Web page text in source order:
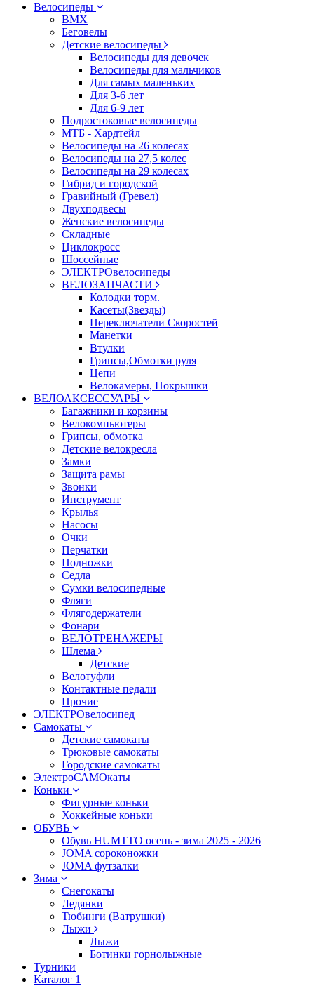
Велосипеды
BMX
Беговелы
Детские велосипеды
Велосипеды для девочек
Велосипеды для мальчиков
Для самых маленьких
Для 3-6 лет
Для 6-9 лет
Подростоковые велосипеды
МТБ - Хардтейл
Велосипеды на 26 колесах
Велосипеды на 27,5 колес
Велосипеды на 29 колесах
Гибрид и городской
Гравийный (Гревел)
Двухподвесы
Женские велосипеды
Складные
Циклокросс
Шоссейные
ЭЛЕКТРОвелосипеды
ВЕЛОЗАПЧАСТИ
Колодки торм.
Касеты(Звезды)
Переключатели Скоростей
Манетки
Втулки
Грипсы,Обмотки руля
Цепи
Велокамеры, Покрышки
ВЕЛОАКСЕССУАРЫ
Багажники и корзины
Велокомпьютеры
Грипсы, обмотка
Детские велокресла
Замки
Защита рамы
Звонки
Инструмент
Крылья
Насосы
Очки
Перчатки
Подножки
Седла
Сумки велосипедные
Фляги
Флягодержатели
Фонари
ВЕЛОТРЕНАЖЕРЫ
Шлема
Детские
Велотуфли
Контактные педали
Прочие
ЭЛЕКТРОвелосипед
Самокаты
Детские самокаты
Трюковые самокаты
Городские самокаты
ЭлектроСАМОкаты
Коньки
Фигурные коньки
Хоккейные коньки
ОБУВЬ
Обувь HUMTTO осень - зима 2025 - 2026
JOMA сороконожки
JOMA футзалки
Зима
Снегокаты
Ледянки
Тюбинги (Ватрушки)
Лыжи
Лыжи
Ботинки горнолыжные
Турники
Каталог 1